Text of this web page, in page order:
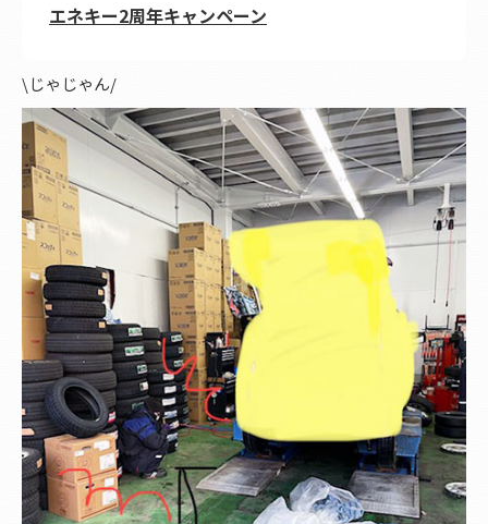
エネキー2周年キャンペーン
\じゃじゃん/